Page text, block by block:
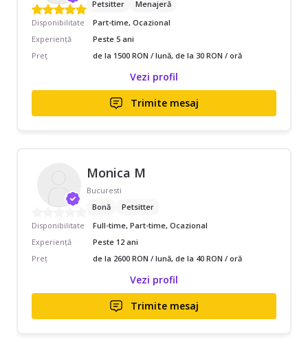
Petsitter
Menajeră
Disponibilitate
Part-time, Ocazional
Experiență
Peste 5 ani
Preț
de la 1500 RON / lună, de la 30 RON / oră
Vezi profil
Trimite mesaj
Monica M
Bucuresti
Bonă
Petsitter
Disponibilitate
Full-time, Part-time, Ocazional
Experiență
Peste 12 ani
Preț
de la 2600 RON / lună, de la 40 RON / oră
Vezi profil
Trimite mesaj